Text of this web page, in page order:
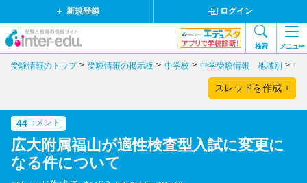
新規登録 ログイン
検索 メニュー
受験情報のトップ 受験情報の掲示板 中学校 中学受験情報 地域別 中
スレッドを作成 +
44コメント
広大附属福山が適性検査型入試に変更に
なる件について